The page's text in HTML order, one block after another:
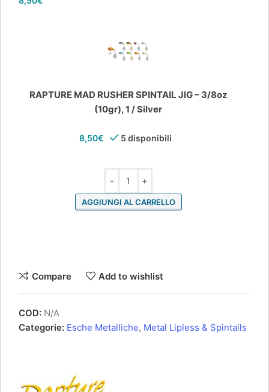
RAPTURE MAD RUSHER SPINTAIL JIG – 3/8oz
(10gr), 1 / Silver
8,50€ 5 disponibili
AGGIUNGI AL CARRELLO
Compare Add to wishlist
COD: N/A
Categorie: Esche Metalliche, Metal Lipless & Spintails